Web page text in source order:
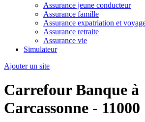
Assurance jeune conducteur
Assurance famille
Assurance expatriation et
Assurance retraite
Assurance vie
Simulateur
Ajouter un site
Carrefour Banque à
Carcassonne - 11000